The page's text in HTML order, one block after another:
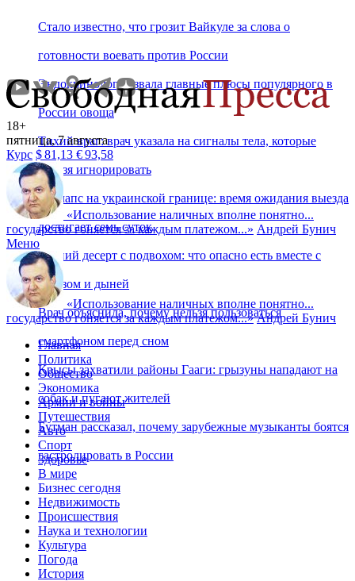
Стало известно, что грозит Вайкуле за слова о
готовности воевать против России
Эндокринолог назвала главные плюсы популярного в
России овоща
Тихий враг: врач указала на сигналы тела, которые
нельзя игнорировать
Коллапс на украинской границе: время ожидания выезда
достигает семь суток
Летний десерт с подвохом: что опасно есть вместе с
арбузом и дыней
Врач объяснила, почему нельзя пользоваться
смартфоном перед сном
Крысы захватили районы Гааги: грызуны нападают на
собак и пугают жителей
Бутман рассказал, почему зарубежные музыканты боятся
гастролировать в России
18+
пятница, 7 августа
Курс $81,13 €93,58
«Использование наличных вполне понятно...
государство гоняется за каждым платежом...» Андрей Бунич
Меню
«Использование наличных вполне понятно...
государство гоняется за каждым платежом...» Андрей Бунич
Главная
Политика
Общество
Экономика
Армии и войны
Путешествия
Авто
Спорт
Здоровье
В мире
Бизнес сегодня
Недвижимость
Происшествия
Наука и технологии
Культура
Погода
История